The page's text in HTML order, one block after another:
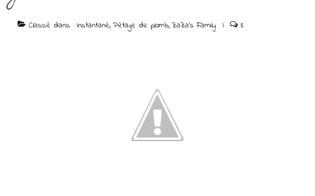
Classé dans : Instantané,Pétage de plomb, ZaZa's Family | 8